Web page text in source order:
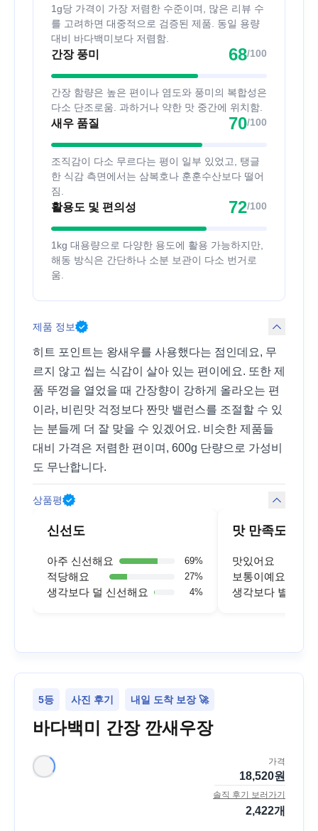
1g당 가격이 가장 저렴한 수준이며, 많은 리뷰 수
를 고려하면 대중적으로 검증된 제품. 동일 용량
대비 바다백미보다 저렴함.
간장 풍미 68/100
간장 함량은 높은 편이나 염도와 풍미의 복합성은
다소 단조로움. 과하거나 약한 맛 중간에 위치함.
새우 품질 70/100
조직감이 다소 무르다는 평이 일부 있었고, 탱글
한 식감 측면에서는 삼복호나 훈훈수산보다 떨어
짐.
활용도 및 편의성 72/100
1kg 대용량으로 다양한 용도에 활용 가능하지만,
해동 방식은 간단하나 소분 보관이 다소 번거로
움.
제품 정보
히트 포인트는 왕새우를 사용했다는 점인데요, 무
르지 않고 씹는 식감이 살아 있는 편이에요. 또한 제
품 뚜껑을 열었을 때 간장향이 강하게 올라오는 편
이라, 비린맛 걱정보다 짠맛 밸런스를 조절할 수 있
는 분들께 더 잘 맞을 수 있겠어요. 비슷한 제품들
대비 가격은 저렴한 편이며, 600g 단량으로 가성비
도 무난합니다.
상품평
신선도
아주 신선해요 69%
적당해요 27%
생각보다 덜 신선해요 4%
맛 만족도
맛있어요
보통이예요
생각보다 별로예
5등 사진 후기 내일 도착 보장 🚀
바다백미 간장 깐새우장
가격
18,520원
솔직 후기 보러가기
2,422개